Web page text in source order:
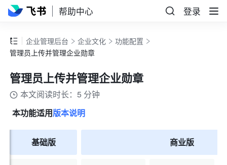
帮助中心 登录
企业管理后台 企业文化
功能配置
管理员上传并管理企业勋章
管理员上传并管理企业勋章
本文阅读时长：5 分钟
本功能适用版本说明
基础版 商业版